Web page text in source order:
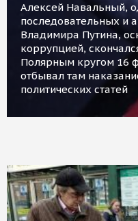
Алексей Навальный,
последовательных и
Владимира Путина,
коррупцией,
Полярным кругом 16
отбывал там
политических статей